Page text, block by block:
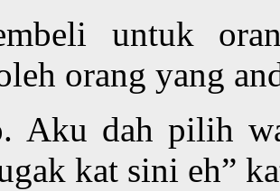
untuk
orang yang
Aku dah pilih
kat sini eh”